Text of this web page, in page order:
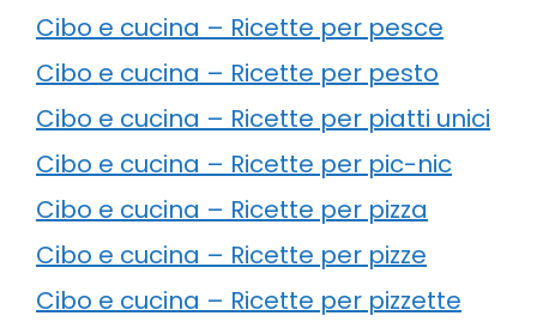
Cibo e cucina – Ricette per pesce
Cibo e cucina – Ricette per pesto
Cibo e cucina – Ricette per piatti unici
Cibo e cucina – Ricette per pic-nic
Cibo e cucina – Ricette per pizza
Cibo e cucina – Ricette per pizze
Cibo e cucina – Ricette per pizzette